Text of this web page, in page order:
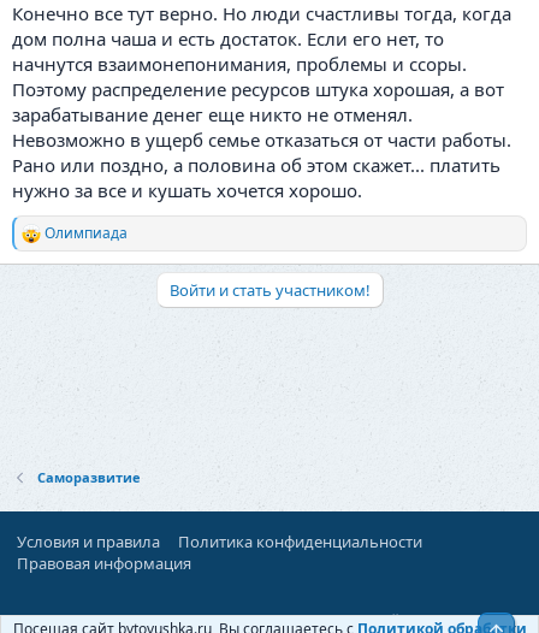
Конечно все тут верно. Но люди счастливы тогда, когда
дом полна чаша и есть достаток. Если его нет, то
начнутся взаимонепонимания, проблемы и ссоры.
Поэтому распределение ресурсов штука хорошая, а вот
зарабатывание денег еще никто не отменял.
Невозможно в ущерб семье отказаться от части работы.
Рано или поздно, а половина об этом скажет... платить
нужно за все и кушать хочется хорошо.
Р
е
Олимпиада
Войти и стать участником!
Саморазвитие
Условия и правила
Политика конфиденциальности
Правовая информация
При поддержке:«Территория Дискуссий»
Посещая сайт bytovushka.ru, Вы соглашаетесь с Политикой обработки